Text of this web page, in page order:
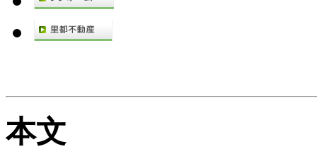
本文